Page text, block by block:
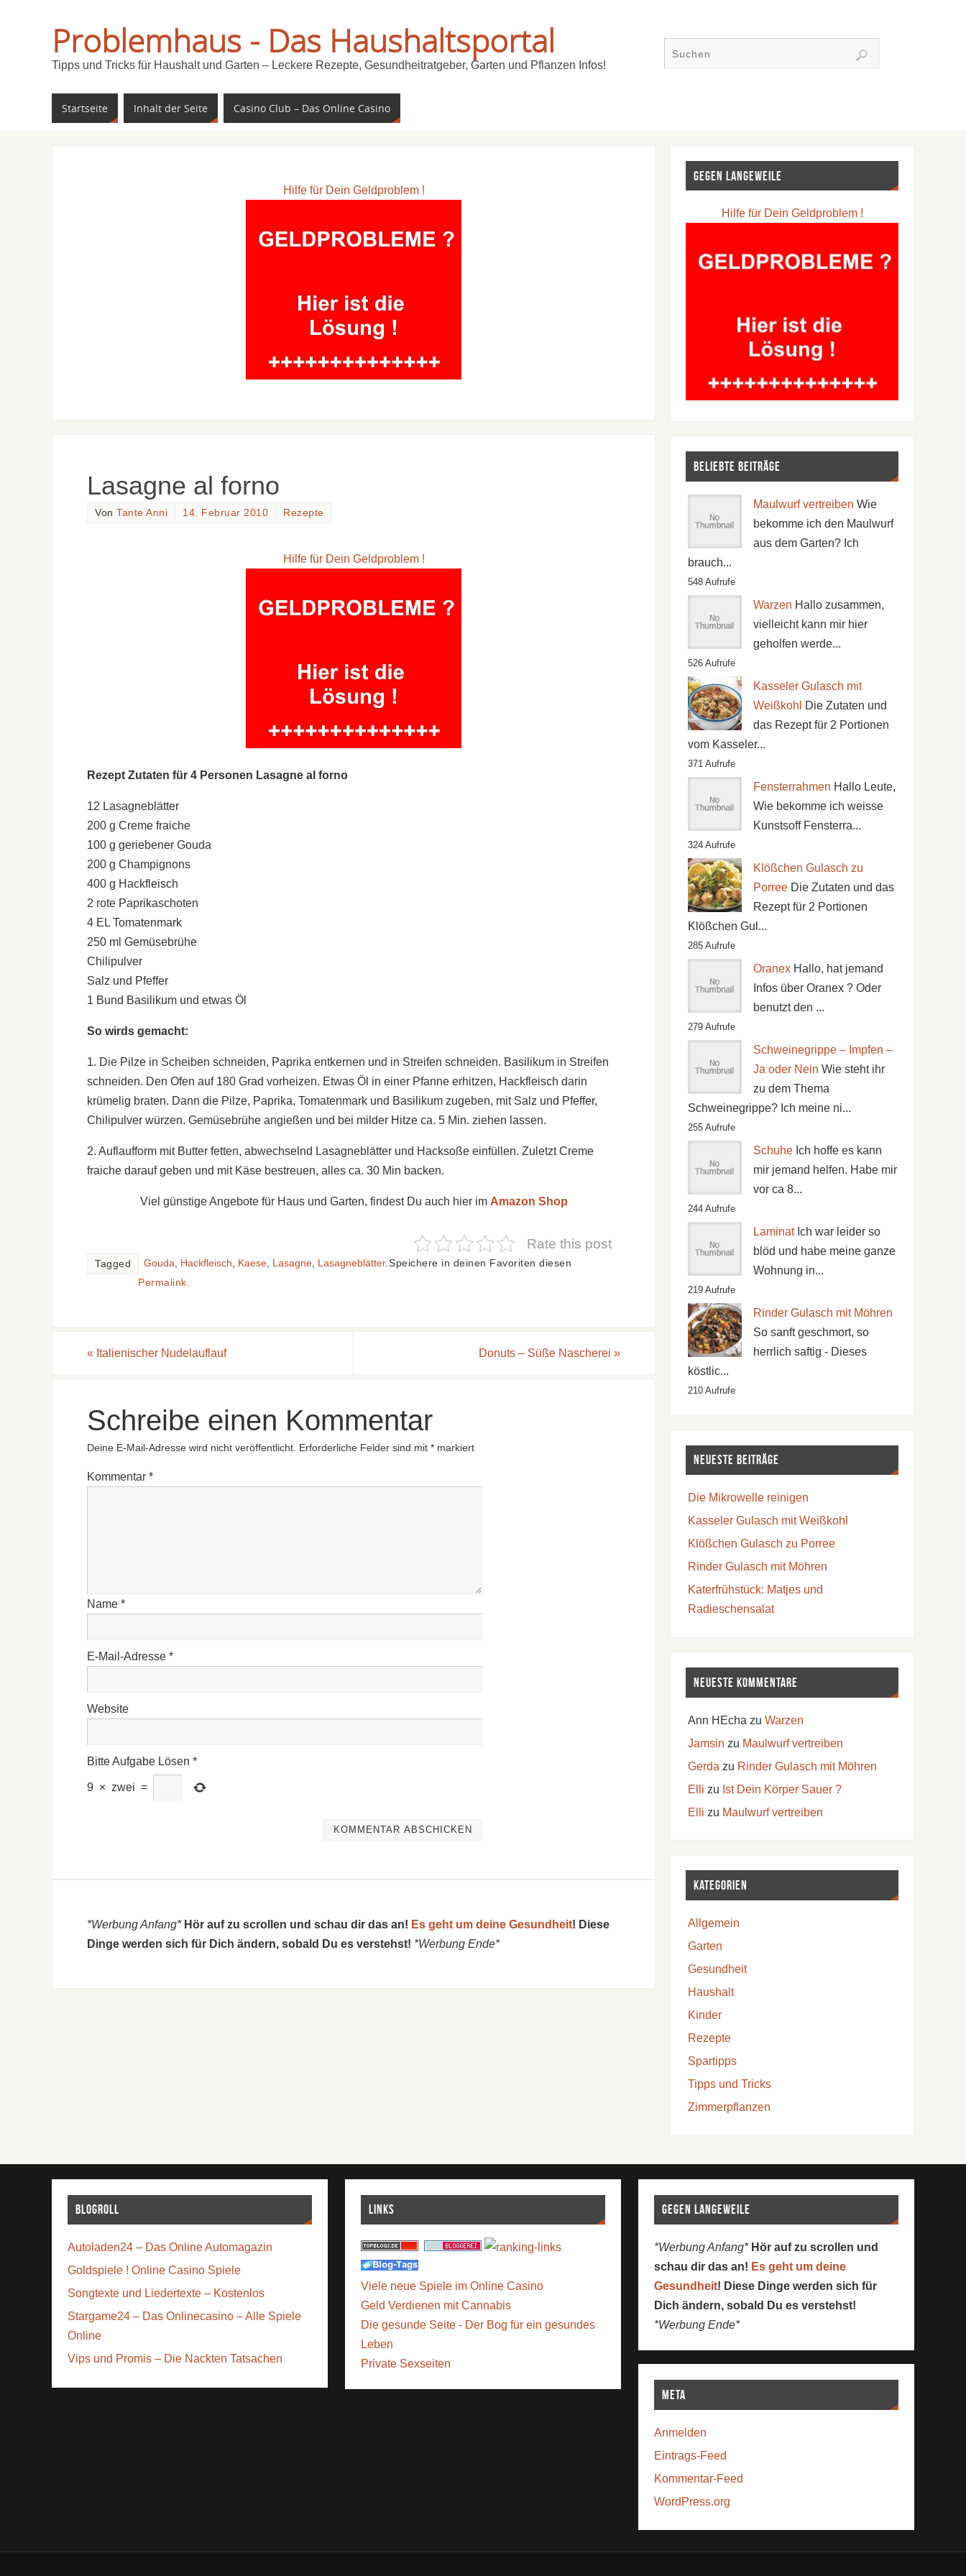
Problemhaus - Das Haushaltsportal
Tipps und Tricks für Haushalt und Garten – Leckere Rezepte, Gesundheitratgeber, Garten und Pflanzen Infos!
Startseite Inhalt der Seite Casino Club – Das Online Casino
Hilfe für Dein Geldproblem !
Lasagne al forno
Von Tante Anni 14. Februar 2010 Rezepte
Hilfe für Dein Geldproblem !
Rezept Zutaten für 4 Personen Lasagne al forno
12 Lasagneblätter
200 g Creme fraiche
100 g geriebener Gouda
200 g Champignons
400 g Hackfleisch
2 rote Paprikaschoten
4 EL Tomatenmark
250 ml Gemüsebrühe
Chilipulver
Salz und Pfeffer
1 Bund Basilikum und etwas Öl
So wirds gemacht:
1. Die Pilze in Scheiben schneiden, Paprika entkernen und in Streifen schneiden. Basilikum in Streifen
schneiden. Den Ofen auf 180 Grad vorheizen. Etwas Öl in einer Pfanne erhitzen, Hackfleisch darin
krümelig braten. Dann die Pilze, Paprika, Tomatenmark und Basilikum zugeben, mit Salz und Pfeffer,
Chilipulver würzen. Gemüsebrühe angießen und bei milder Hitze ca. 5 Min. ziehen lassen.
2. Auflaufform mit Butter fetten, abwechselnd Lasagneblätter und Hacksoße einfüllen. Zuletzt Creme
fraiche darauf geben und mit Käse bestreuen, alles ca. 30 Min backen.
Viel günstige Angebote für Haus und Garten, findest Du auch hier im Amazon Shop
Rate this post
Tagged Gouda Hackfleisch Kaese Lasagne Lasagneblätter. Speichere in deinen Favoriten diesen
Permalink
« Italienischer Nudelauflauf Donuts – Süße Nascherei »
Schreibe einen Kommentar
Deine E-Mail-Adresse wird nicht veröffentlicht. Erforderliche Felder sind mit * markiert
Kommentar *
Name *
E-Mail-Adresse *
Website
Bitte Aufgabe Lösen *
9 × zwei =
*Werbung Anfang* Hör auf zu scrollen und schau dir das an! Es geht um deine Gesundheit! Diese
Dinge werden sich für Dich ändern, sobald Du es verstehst! *Werbung Ende*
Gegen Langeweile
Hilfe für Dein Geldproblem !
Beliebte Beiträge
Maulwurf vertreiben Wie
bekomme ich den Maulwurf
aus dem Garten? Ich
brauch...
548 Aufrufe
Warzen Hallo zusammen,
vielleicht kann mir hier
geholfen werde...
526 Aufrufe
Kasseler Gulasch mit
Weißkohl
Die Zutaten und
das Rezept für 2 Portionen
vom Kasseler...
371 Aufrufe
Fensterrahmen Hallo Leute,
Wie bekomme ich weisse
Kunstsoff Fensterra...
324 Aufrufe
Klößchen Gulasch zu
Porree Die Zutaten und das
Rezept für 2 Portionen
Klößchen Gul...
285 Aufrufe
Oranex Hallo, hat jemand
Infos über Oranex ? Oder
benutzt den ...
279 Aufrufe
Schweinegrippe – Impfen –
Ja oder Nein Wie steht ihr
zu dem Thema
Schweinegrippe? Ich meine ni...
255 Aufrufe
Schuhe Ich hoffe es kann
mir jemand helfen. Habe mir
vor ca 8...
244 Aufrufe
Laminat Ich war leider so
blöd und habe meine ganze
Wohnung in...
219 Aufrufe
Rinder Gulasch mit Möhren
So sanft geschmort, so
herrlich saftig - Dieses
köstlic...
210 Aufrufe
Neueste Beiträge
Die Mikrowelle reinigen
Kasseler Gulasch mit Weißkohl
Klößchen Gulasch zu Porree
Rinder Gulasch mit Möhren
Katerfrühstück: Matjes und
Radieschensalat
Neueste Kommentare
Ann HEcha zu Warzen
Jamsin zu Maulwurf vertreiben
Gerda zu Rinder Gulasch mit Möhren
Elli zu Ist Dein Körper Sauer ?
Elli zu Maulwurf vertreiben
Kategorien
Allgemein
Garten
Gesundheit
Haushalt
Kinder
Rezepte
Spartipps
Tipps und Tricks
Zimmerpflanzen
Blogroll
Autoladen24 – Das Online Automagazin
Goldspiele ! Online Casino Spiele
Songtexte und Liedertexte – Kostenlos
Stargame24 – Das Onlinecasino – Alle Spiele
Online
Vips und Promis – Die Nackten Tatsachen
Links
Viele neue Spiele im Online Casino
Geld Verdienen mit Cannabis
Die gesunde Seite - Der Bog für ein gesundes
Leben
Private Sexseiten
Gegen Langeweile
*Werbung Anfang* Hör auf zu scrollen und
schau dir das an! Es geht um deine
Gesundheit! Diese Dinge werden sich für
Dich ändern, sobald Du es verstehst!
*Werbung Ende*
Meta
Anmelden
Eintrags-Feed
Kommentar-Feed
WordPress.org